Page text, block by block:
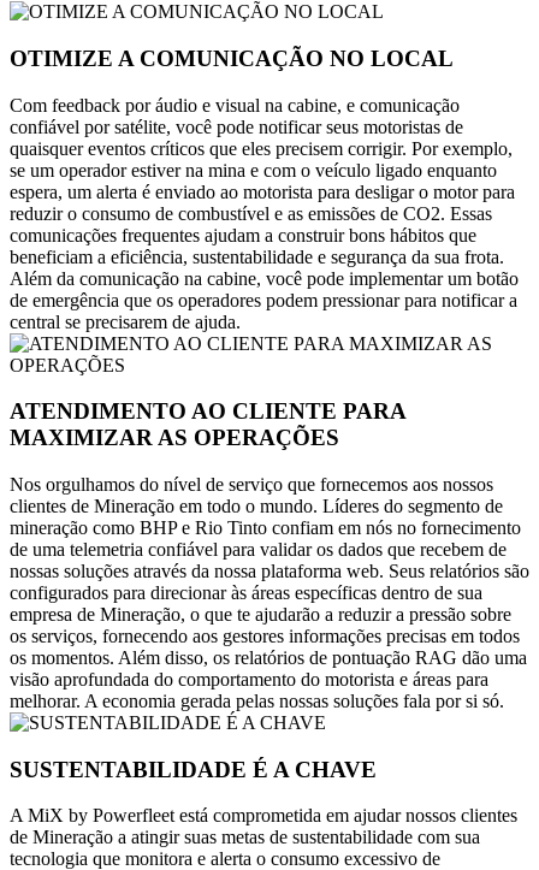
OTIMIZE A COMUNICAÇÃO NO LOCAL
Com feedback por áudio e visual na cabine, e comunicação
confiável por satélite, você pode notificar seus motoristas de
quaisquer eventos críticos que eles precisem corrigir. Por exemplo,
se um operador estiver na mina e com o veículo ligado enquanto
espera, um alerta é enviado ao motorista para desligar o motor para
reduzir o consumo de combustível e as emissões de CO2. Essas
comunicações frequentes ajudam a construir bons hábitos que
beneficiam a eficiência, sustentabilidade e segurança da sua frota.
Além da comunicação na cabine, você pode implementar um botão
de emergência que os operadores podem pressionar para notificar a
central se precisarem de ajuda.
ATENDIMENTO AO CLIENTE PARA
MAXIMIZAR AS OPERAÇÕES
Nos orgulhamos do nível de serviço que fornecemos aos nossos
clientes de Mineração em todo o mundo. Líderes do segmento de
mineração como BHP e Rio Tinto confiam em nós no fornecimento
de uma telemetria confiável para validar os dados que recebem de
nossas soluções através da nossa plataforma web. Seus relatórios são
configurados para direcionar às áreas específicas dentro de sua
empresa de Mineração, o que te ajudarão a reduzir a pressão sobre
os serviços, fornecendo aos gestores informações precisas em todos
os momentos. Além disso, os relatórios de pontuação RAG dão uma
visão aprofundada do comportamento do motorista e áreas para
melhorar. A economia gerada pelas nossas soluções fala por si só.
SUSTENTABILIDADE É A CHAVE
A MiX by Powerfleet está comprometida em ajudar nossos clientes
de Mineração a atingir suas metas de sustentabilidade com sua
tecnologia que monitora e alerta o consumo excessivo de